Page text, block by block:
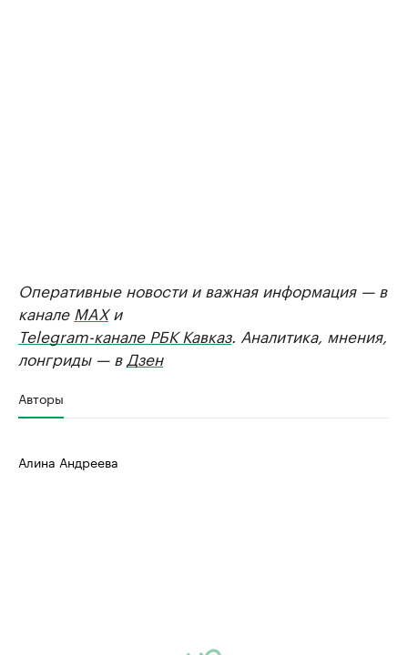
Оперативные новости и важная информация — в
канале MAXи
Telegram-канале РБК Кавказ. Аналитика, мнения,
лонгриды — в Дзен
Авторы
Алина Андреева